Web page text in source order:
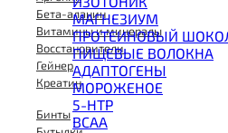
МАГНЕЗИУМ
ПРОТЕИНОВЫЙ
ПИЩЕВЫЕ ВОЛОКНА
АДАПТОГЕНЫ
МОРОЖЕНОЕ
5-HTP
BCAA
Бета-аланин
Витамины и минералы
Восстановители
Гейнер
Креатин
Бинты